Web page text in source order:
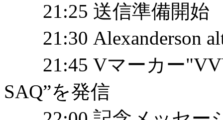
21:25 送信準備開始
21:30 Alexanderson
21:45 Vマーカー
SAQ”を発信